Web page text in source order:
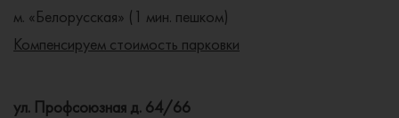
м. «Белорусская» (1 мин. пешком)
Компенсируем стоимость парковки
ул. Профсоюзная д. 64/66